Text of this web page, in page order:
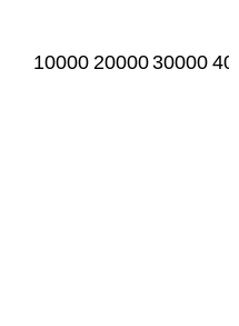
10000 2000030000